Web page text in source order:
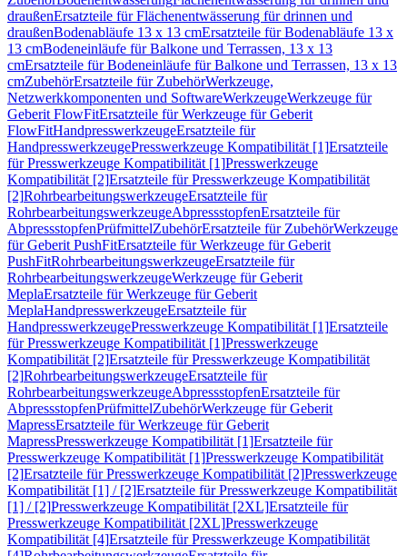
draußenErsatzteile für Flächenentwässerung für drinnen und
draußenBodenabläufe 13 x 13 cmErsatzteile für Bodenabläufe 13 x
13 cmBodeneinläufe für Balkone und Terrassen, 13 x 13
cmErsatzteile für Bodeneinläufe für Balkone und Terrassen, 13 x 13
cmZubehörErsatzteile für ZubehörWerkzeuge,
Netzwerkkomponenten und SoftwareWerkzeugeWerkzeuge für
Geberit FlowFitErsatzteile für Werkzeuge für Geberit
FlowFitHandpresswerkzeugeErsatzteile für
HandpresswerkzeugePresswerkzeuge Kompatibilität [1]Ersatzteile
für Presswerkzeuge Kompatibilität [1]Presswerkzeuge
Kompatibilität [2]Ersatzteile für Presswerkzeuge Kompatibilität
[2]RohrbearbeitungswerkzeugeErsatzteile für
RohrbearbeitungswerkzeugeAbpressstopfenErsatzteile für
AbpressstopfenPrüfmittelZubehörErsatzteile für ZubehörWerkzeuge
für Geberit PushFitErsatzteile für Werkzeuge für Geberit
PushFitRohrbearbeitungswerkzeugeErsatzteile für
RohrbearbeitungswerkzeugeWerkzeuge für Geberit
MeplaErsatzteile für Werkzeuge für Geberit
MeplaHandpresswerkzeugeErsatzteile für
HandpresswerkzeugePresswerkzeuge Kompatibilität [1]Ersatzteile
für Presswerkzeuge Kompatibilität [1]Presswerkzeuge
Kompatibilität [2]Ersatzteile für Presswerkzeuge Kompatibilität
[2]RohrbearbeitungswerkzeugeErsatzteile für
RohrbearbeitungswerkzeugeAbpressstopfenErsatzteile für
AbpressstopfenPrüfmittelZubehörWerkzeuge für Geberit
MapressErsatzteile für Werkzeuge für Geberit
MapressPresswerkzeuge Kompatibilität [1]Ersatzteile für
Presswerkzeuge Kompatibilität [1]Presswerkzeuge Kompatibilität
[2]Ersatzteile für Presswerkzeuge Kompatibilität [2]Presswerkzeuge
Kompatibilität [1] / [2]Ersatzteile für Presswerkzeuge Kompatibilität
[1] / [2]Presswerkzeuge Kompatibilität [2XL]Ersatzteile für
Presswerkzeuge Kompatibilität [2XL]Presswerkzeuge
Kompatibilität [4]Ersatzteile für Presswerkzeuge Kompatibilität